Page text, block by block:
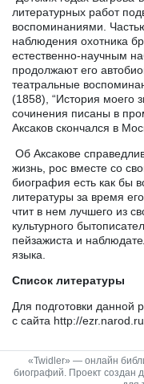
литературных работ
воспоминаниями.
наблюдения охотника
естественно-научным
продолжают его
театральные
(1858), “История моего
сочинения писаны в
Аксаков скончался в
Об Аксакове
жизнь, рос вместе со
биография есть как бы
литературы за время
чтит в нем лучшего из
культурного
пейзажиста и
языка.
Список литературы
Для подготовки данной
с сайта http://
«Twidler» — онлайн
биографий. Проект создан